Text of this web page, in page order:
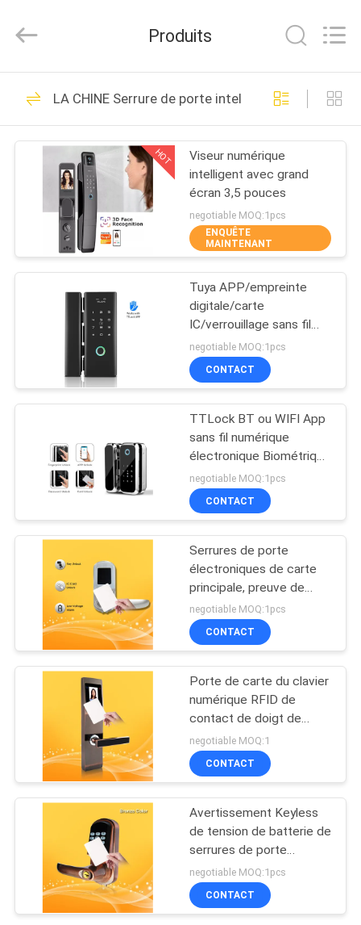
MAISON
PRODUITS
VIDÉOS
PROPOS
L'USINE
CONTRÔLE
QUALITÉ
NOUS
CONTACTER
DEMANDEZ
UN
DEVIS
SITE
VANSHUI
ENTERPRISE
All
Reserved.
Système d'alarme
de sécurité à
domicile intelligent
34
Système de contrôle
d'accès d'empreinte
digitale
10
Système
d'assistance de
temps d'empreinte
digitale
Système de contrôle
d'accès de visage
Serrure de porte
intelligente sans fil
Tuya TTLock
126
Produits
LA CHINE Serrure de porte intelligente sans fil
HOT
Viseur numérique
intelligent avec grand
écran 3,5 pouces
negotiable MOQ:1pcs
ENQUÊTE
MAINTENANT
Tuya APP/empreinte
digitale/carte
IC/verrouillage sans fil
avec sonnette avec clé
Sécurité
negotiable MOQ:1pcs
CONTACT
TTLock BT ou WIFI App
sans fil numérique
électronique Biométrique
empreinte digitale
verrouillage de porte en
verre pour bureau
negotiable MOQ:1pcs
CONTACT
Serrures de porte
électroniques de carte
principale, preuve de
rouille de systèmes
d'entrée de porte de
carte principale d'hôtel
negotiable MOQ:1pcs
CONTACT
Porte de carte du clavier
numérique RFID de
contact de doigt de
sécurité avec la paume
et la reconnaissance des
visages
negotiable MOQ:1
CONTACT
Avertissement Keyless
de tension de batterie de
serrures de porte
d'entrée de carte de
sécurité d'hôtel bas
negotiable MOQ:1pcs
CONTACT